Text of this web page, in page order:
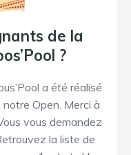
de la
?
a été réalisé
Open. Merci à
vous demandez
la liste de